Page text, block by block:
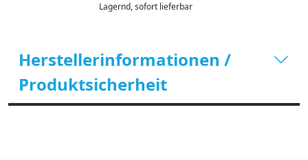
Lagernd, sofort lieferbar
Herstellerinformationen /
Produktsicherheit